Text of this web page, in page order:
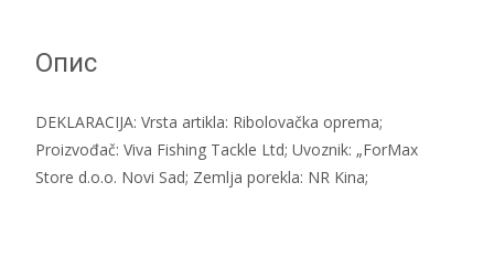
Опис
DEKLARACIJA: Vrsta artikla: Ribolovačka oprema;
Proizvođač: Viva Fishing Tackle Ltd; Uvoznik: „ForMax
Store d.o.o. Novi Sad; Zemlja porekla: NR Kina;